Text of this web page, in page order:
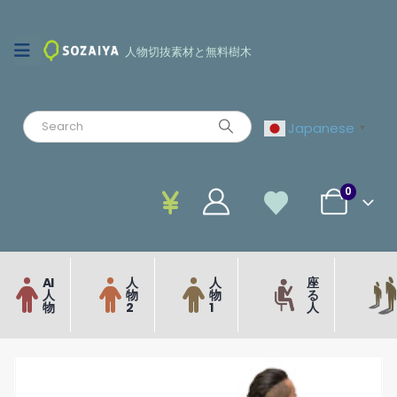
人物切抜素材と無料樹木
Japanese ▼
0
AI
人
物
人
物
2
人
物
1
座
る
人